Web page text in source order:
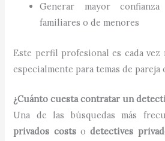
Generar mayor
familiares o de menores
Este perfil profesional es cada vez
especialmente para temas de
¿Cuánto cuesta contratar un
Una de las búsquedas más
privados costsodetectives